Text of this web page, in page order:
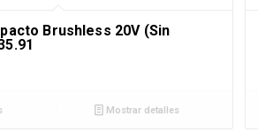
Brushless 20V (Sin
Mostrar detalles